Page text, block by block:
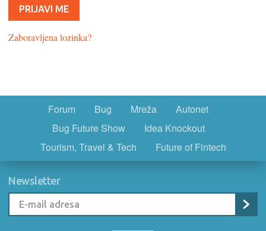
Zaboravljena lozinka?
Forum Bug Mreža
Autonet
Bug Future Show
Idea Knockout
Tourism, Travel & Tech
Future of Fintech
Newsletter